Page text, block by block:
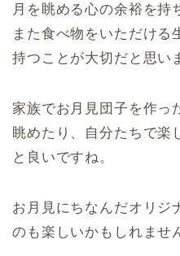
月を眺める心の余裕を持
また食べ物をいただける
持つことが大切だと思い
家族でお月見団子を作っ
眺めたり、自分たちで楽
と良いですね。
お月見にちなんだオリジ
のも楽しいかもしれませ